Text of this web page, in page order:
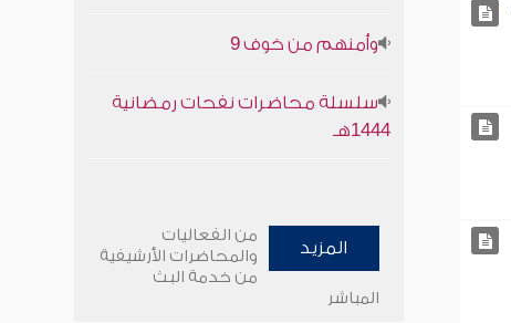
وأمنهم من خوف 9
سلسلة محاضرات نفحات رمضانية
1444هـ
المزيد
من الفعاليات
والمحاضرات الأرشيفية
من خدمة البث
المباشر